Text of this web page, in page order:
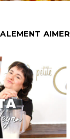
AIMER